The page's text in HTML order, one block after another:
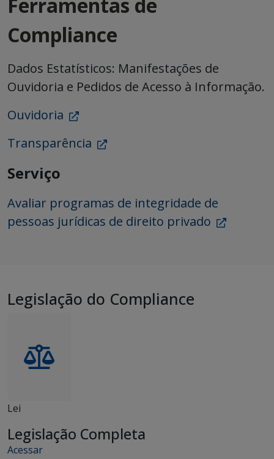
Compliance
Dados Estatísticos: Manifestações de
Ouvidoria e Pedidos de Acesso à Informação.
Ouvidoria
Transparência
Serviço
Avaliar programas de integridade de
pessoas jurídicas de direito privado
Legislação do Compliance
Lei
Legislação Completa
Acessar